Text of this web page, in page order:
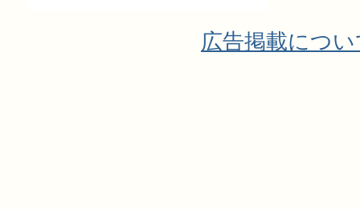
広告掲載につ